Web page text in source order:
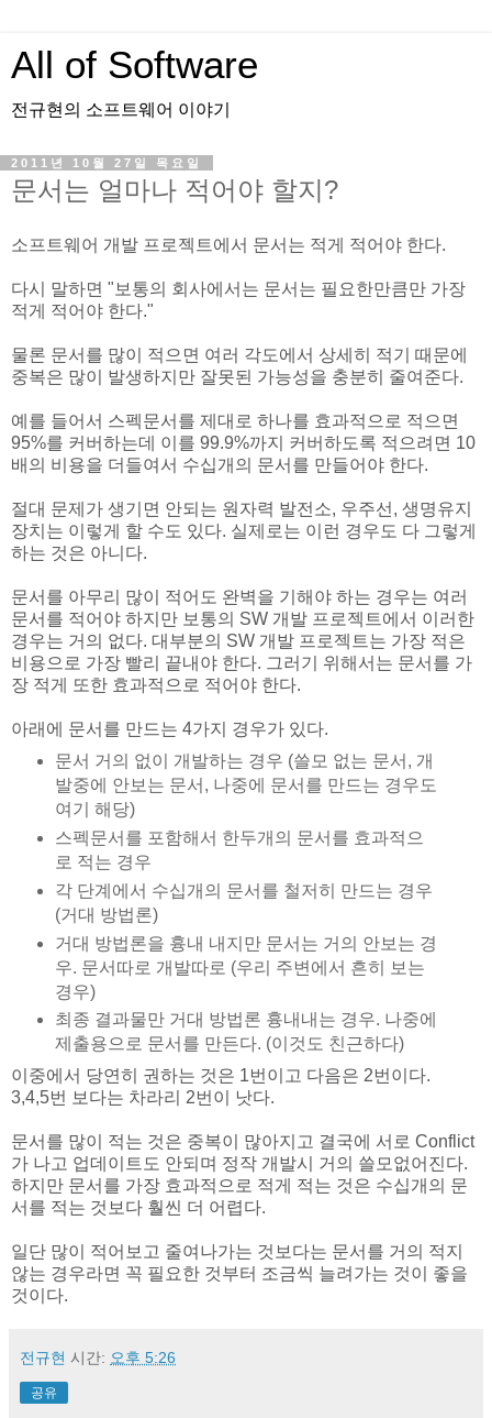
All of Software
전규현의 소프트웨어 이야기
2011년 10월 27일 목요일
문서는 얼마나 적어야 할지?
소프트웨어 개발 프로젝트에서 문서는 적게 적어야 한다.
다시 말하면 "보통의 회사에서는 문서는 필요한만큼만 가장
적게 적어야 한다."
물론 문서를 많이 적으면 여러 각도에서 상세히 적기 때문에
중복은 많이 발생하지만 잘못된 가능성을 충분히 줄여준다.
예를 들어서 스펙문서를 제대로 하나를 효과적으로 적으면
95%를 커버하는데 이를 99.9%까지 커버하도록 적으려면 10
배의 비용을 더들여서 수십개의 문서를 만들어야 한다.
절대 문제가 생기면 안되는 원자력 발전소, 우주선, 생명유지
장치는 이렇게 할 수도 있다. 실제로는 이런 경우도 다 그렇게
하는 것은 아니다.
문서를 아무리 많이 적어도 완벽을 기해야 하는 경우는 여러
문서를 적어야 하지만 보통의 SW 개발 프로젝트에서 이러한
경우는 거의 없다. 대부분의 SW 개발 프로젝트는 가장 적은
비용으로 가장 빨리 끝내야 한다. 그러기 위해서는 문서를 가
장 적게 또한 효과적으로 적어야 한다.
아래에 문서를 만드는 4가지 경우가 있다.
문서 거의 없이 개발하는 경우 (쓸모 없는 문서, 개
발중에 안보는 문서, 나중에 문서를 만드는 경우도
여기 해당)
스펙문서를 포함해서 한두개의 문서를 효과적으
로 적는 경우
각 단계에서 수십개의 문서를 철저히 만드는 경우
(거대 방법론)
거대 방법론을 흉내 내지만 문서는 거의 안보는 경
우. 문서따로 개발따로 (우리 주변에서 흔히 보는
경우)
최종 결과물만 거대 방법론 흉내내는 경우. 나중에
제출용으로 문서를 만든다. (이것도 친근하다)
이중에서 당연히 권하는 것은 1번이고 다음은 2번이다.
3,4,5번 보다는 차라리 2번이 낫다.
문서를 많이 적는 것은 중복이 많아지고 결국에 서로 Conflict
가 나고 업데이트도 안되며 정작 개발시 거의 쓸모없어진다.
하지만 문서를 가장 효과적으로 적게 적는 것은 수십개의 문
서를 적는 것보다 훨씬 더 어렵다.
일단 많이 적어보고 줄여나가는 것보다는 문서를 거의 적지
않는 경우라면 꼭 필요한 것부터 조금씩 늘려가는 것이 좋을
것이다.
전규현 시간: 오후 5:26
공유